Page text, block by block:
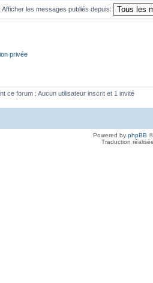
Afficher les messages publiés depuis:
privée
ce forum : Aucun utilisateur inscrit et 1 invité
Powered by phpBB
Traduction